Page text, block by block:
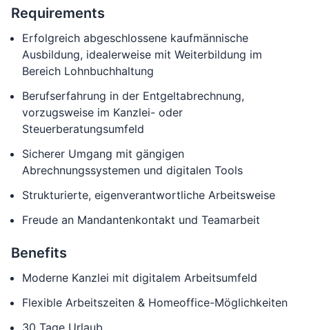
Requirements
Erfolgreich abgeschlossene kaufmännische
Ausbildung, idealerweise mit Weiterbildung im
Bereich Lohnbuchhaltung
Berufserfahrung in der Entgeltabrechnung,
vorzugsweise im Kanzlei- oder
Steuerberatungsumfeld
Sicherer Umgang mit gängigen
Abrechnungssystemen und digitalen Tools
Strukturierte, eigenverantwortliche Arbeitsweise
Freude an Mandantenkontakt und Teamarbeit
Benefits
Moderne Kanzlei mit digitalem Arbeitsumfeld
Flexible Arbeitszeiten & Homeoffice-Möglichkeiten
30 Tage Urlaub